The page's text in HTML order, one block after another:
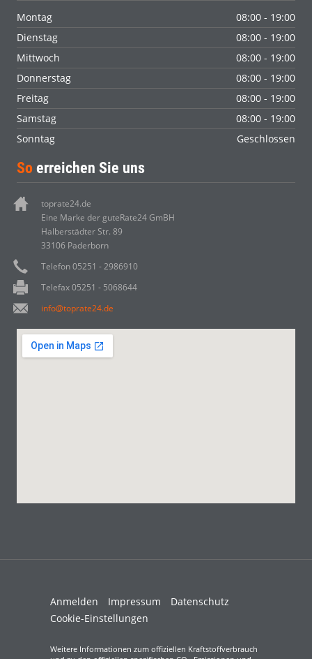
Montag
08:00 - 19:00
Dienstag
08:00 - 19:00
Mittwoch
08:00 - 19:00
Donnerstag
08:00 - 19:00
Freitag
08:00 - 19:00
Samstag
08:00 - 19:00
Sonntag
Geschlossen
So erreichen Sie uns
toprate24.de
Eine Marke der guteRate24 GmBH
Halberstädter Str. 89
33106 Paderborn
Telefon 05251 - 2986910
Telefax 05251 - 5068644
info@toprate24.de
Anmelden Impressum
Datenschutz
Cookie-Einstellungen
Weitere Informationen zum offiziellen Kraftstoffverbrauch